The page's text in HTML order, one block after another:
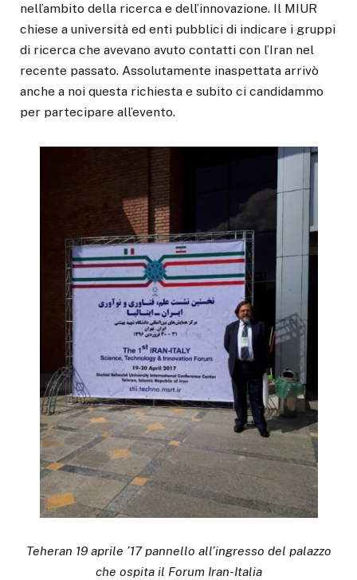
nell’ambito della ricerca e dell’innovazione. Il MIUR
chiese a università ed enti pubblici di indicare i gruppi
di ricerca che avevano avuto contatti con l’Iran nel
recente passato. Assolutamente inaspettata arrivò
anche a noi questa richiesta e subito ci candidammo
per partecipare all’evento.
Teheran 19 aprile ’17 pannello all’ingresso del palazzo
che ospita il Forum Iran-Italia